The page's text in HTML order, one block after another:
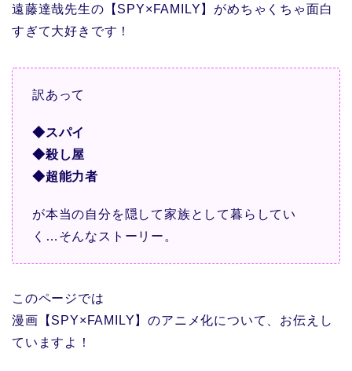
遠藤達哉先生の【SPY×FAMILY】がめちゃくちゃ面白
すぎて大好きです！
訳あって
◆スパイ
◆殺し屋
◆超能力者
が本当の自分を隠して家族として暮らしてい
く…そんなストーリー。
このページでは
漫画【SPY×FAMILY】のアニメ化について、お伝えし
ていますよ！